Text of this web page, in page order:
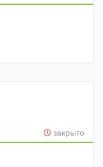
закрыто